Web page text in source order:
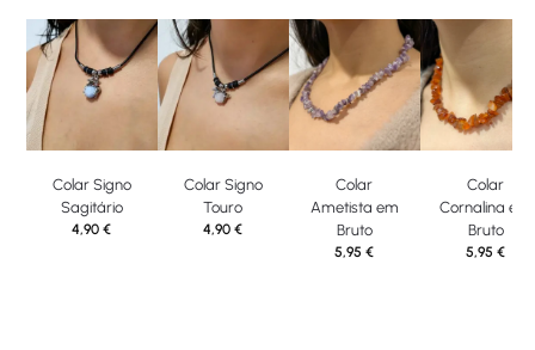
Colar Signo
Sagitário
4,90€
Colar Signo
Touro
4,90€
Colar
Ametista em
Bruto
5,95€
Colar
Cornalina em
Bruto
5,95€